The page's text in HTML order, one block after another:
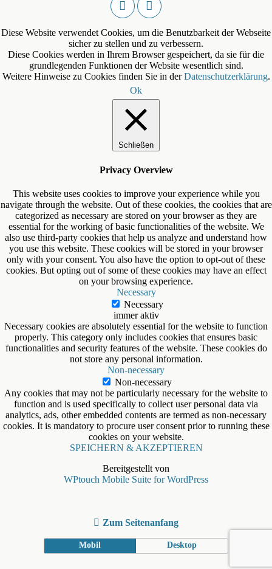
Diese Website verwendet Cookies, um die Benutzbarkeit der Webseite
sicher zu stellen und zu verbessern.
Diese Cookies werden in Ihrem Browser gespeichert, da sie für die
grundlegenden Funktionen der Website wesentlich sind.
Weitere Hinweise zu Cookies finden Sie in derDatenschutzerklärung.
Ok
Schließen
Privacy Overview
This website uses cookies to improve your experience while you
navigate through the website. Out of these cookies, the cookies that are
categorized as necessary are stored on your browser as they are
essential for the working of basic functionalities of the website. We
also use third-party cookies that help us analyze and understand how
you use this website. These cookies will be stored in your browser
only with your consent. You also have the option to opt-out of these
cookies. But opting out of some of these cookies may have an effect
on your browsing experience.
Necessary
Necessary
immer aktiv
Necessary cookies are absolutely essential for the website to function
properly. This category only includes cookies that ensures basic
functionalities and security features of the website. These cookies do
not store any personal information.
Non-necessary
Non-necessary
Any cookies that may not be particularly necessary for the website to
function and is used specifically to collect user personal data via
analytics, ads, other embedded contents are termed as non-necessary
cookies. It is mandatory to procure user consent prior to running these
cookies on your website.
SPEICHERN & AKZEPTIEREN
Bereitgestellt von
WPtouch Mobile Suite for WordPress
Zum Seitenanfang
Mobil Desktop